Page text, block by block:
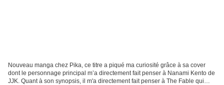
Nouveau manga chez Pika, ce titre a piqué ma curiosité grâce à sa cover
dont le personnage principal m’a directement fait penser à Nanami Kento de
JJK. Quant à son synopsis, il m'a directement fait penser à The Fable qui